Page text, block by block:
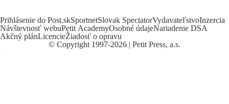
Prihlásenie do Post.skSportnetSlovak SpectatorVydavateľstvoInzercia
Návštevnosť webuPetit AcademyOsobné údajeNariadenie DSA
Akčný plánLicencieŽiadosť o opravu
© Copyright 1997-2026 | Petit Press, a.s.